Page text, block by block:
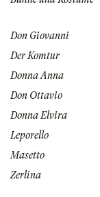
Don Giovanni
Der Komtur
Donna Anna
Don Ottavio
Donna Elvira
Leporello
Masetto
Zerlina